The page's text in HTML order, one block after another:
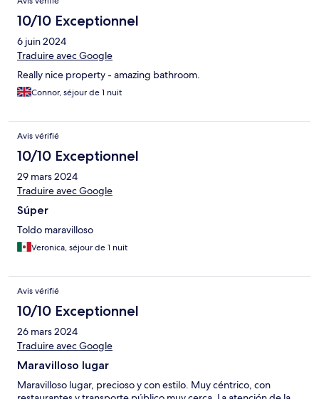
10/10 Exceptionnel
6 juin 2024
Traduire avec Google
Really nice property - amazing bathroom.
Connor, séjour de 1 nuit
Avis vérifié
10/10 Exceptionnel
29 mars 2024
Traduire avec Google
Súper
Toldo maravilloso
Veronica, séjour de 1 nuit
Avis vérifié
10/10 Exceptionnel
26 mars 2024
Traduire avec Google
Maravilloso lugar
Maravilloso lugar, precioso y con estilo. Muy céntrico, con